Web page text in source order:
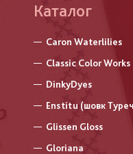
Каталог
Caron Waterlilies
Classic Color Works
DinkyDyes
Enstitu (шовк
Glissen Gloss
Gloriana